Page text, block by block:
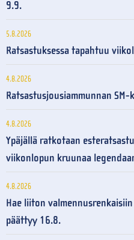
9.9.
5.8.2026
Ratsastuksessa tapahtuu
4.8.2026
Ratsastusjousiammunnan
4.8.2026
Ypäjällä ratkotaan
viikonlopun kruunaa
4.8.2026
Hae liiton
päättyy 16.8.